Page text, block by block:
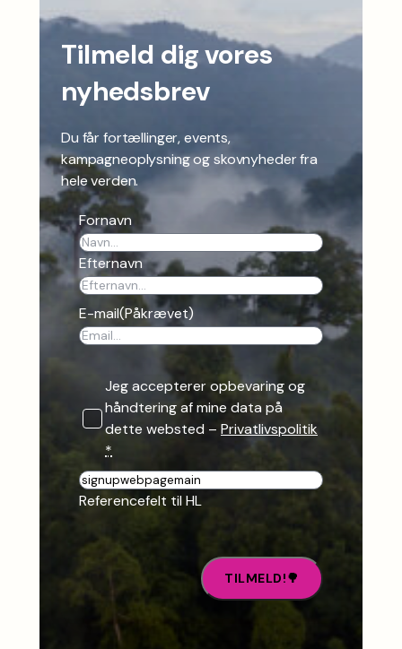
Tilmeld dig vores
nyhedsbrev
Du får fortællinger, events,
kampagneoplysning og skovnyheder fra
hele verden.
Fornavn
Efternavn
E-mail(Påkrævet)
Jeg accepterer opbevaring og
håndtering af mine data på
dette websted – Privatlivspolitik
*
R
e
Referencefelt til HL